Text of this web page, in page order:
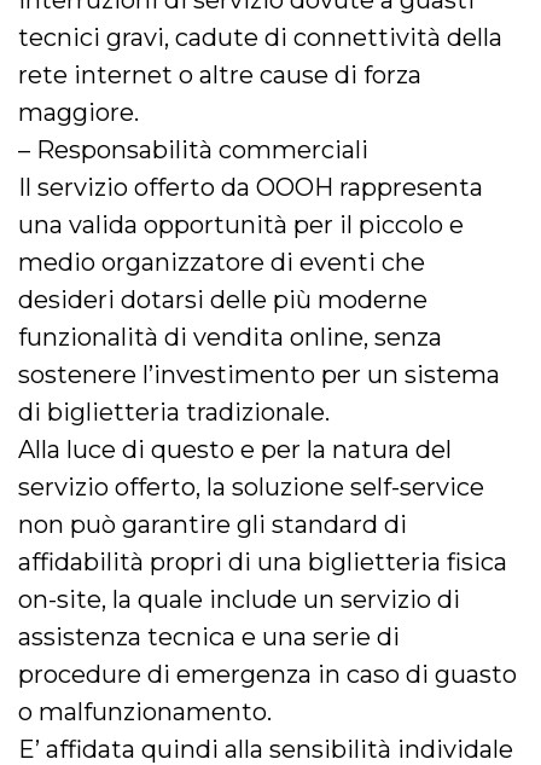
tecnici gravi, cadute di connettività della
rete internet o altre cause di forza
maggiore.
– Responsabilità commerciali
Il servizio offerto da OOOH rappresenta
una valida opportunità per il piccolo e
medio organizzatore di eventi che
desideri dotarsi delle più moderne
funzionalità di vendita online, senza
sostenere l’investimento per un sistema
di biglietteria tradizionale.
Alla luce di questo e per la natura del
servizio offerto, la soluzione self-service
non può garantire gli standard di
affidabilità propri di una biglietteria fisica
on-site, la quale include un servizio di
assistenza tecnica e una serie di
procedure di emergenza in caso di guasto
o malfunzionamento.
E’ affidata quindi alla sensibilità individale